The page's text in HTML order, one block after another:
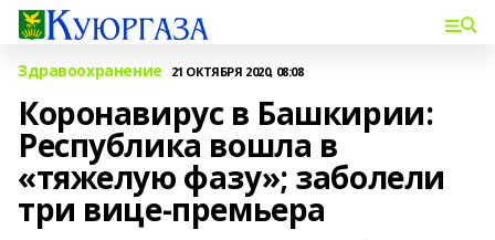
Здравоохранение 21 ОКТЯБРЯ 2020, 08:08
Коронавирус в Башкирии:
Республика вошла в
«тяжелую фазу»; заболели
три вице-премьера